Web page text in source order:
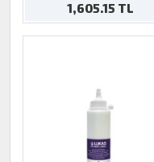
1,605.15 TL